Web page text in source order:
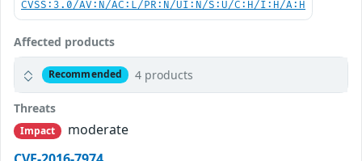
CVSS:3.0/AV:N/AC:L/PR:N/UI:N/S:U/C:H/I:H/A:H
Affected products
Recommended 4 products
Threats
Impact
moderate